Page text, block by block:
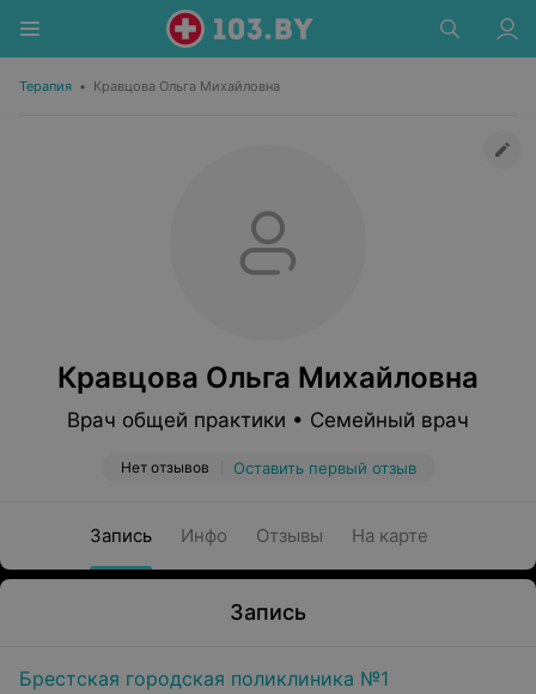
Терапия • Кравцова Ольга Михайловна
Кравцова Ольга Михайловна
Врач общей практики • Семейный врач
Нет отзывов Оставить первый отзыв
Запись Инфо Отзывы На карте
Запись
Брестская городская поликлиника №1